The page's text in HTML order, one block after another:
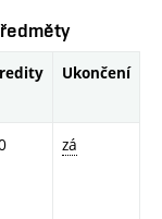
Ukončení
zá